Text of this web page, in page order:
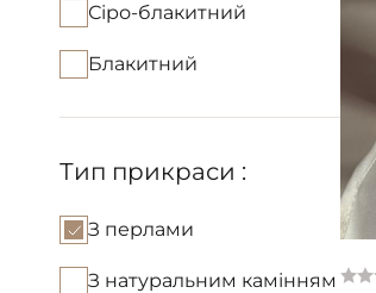
Сіро-блакитний
Блакитний
Тип прикраси :
З перлами
З натуральним камінням